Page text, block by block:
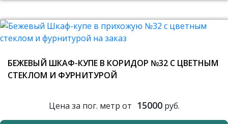
БЕЖЕВЫЙ ШКАФ-КУПЕ В КОРИДОР №32 С ЦВЕТНЫМ
СТЕКЛОМ И ФУРНИТУРОЙ
Цена за пог. метр от 15000руб.